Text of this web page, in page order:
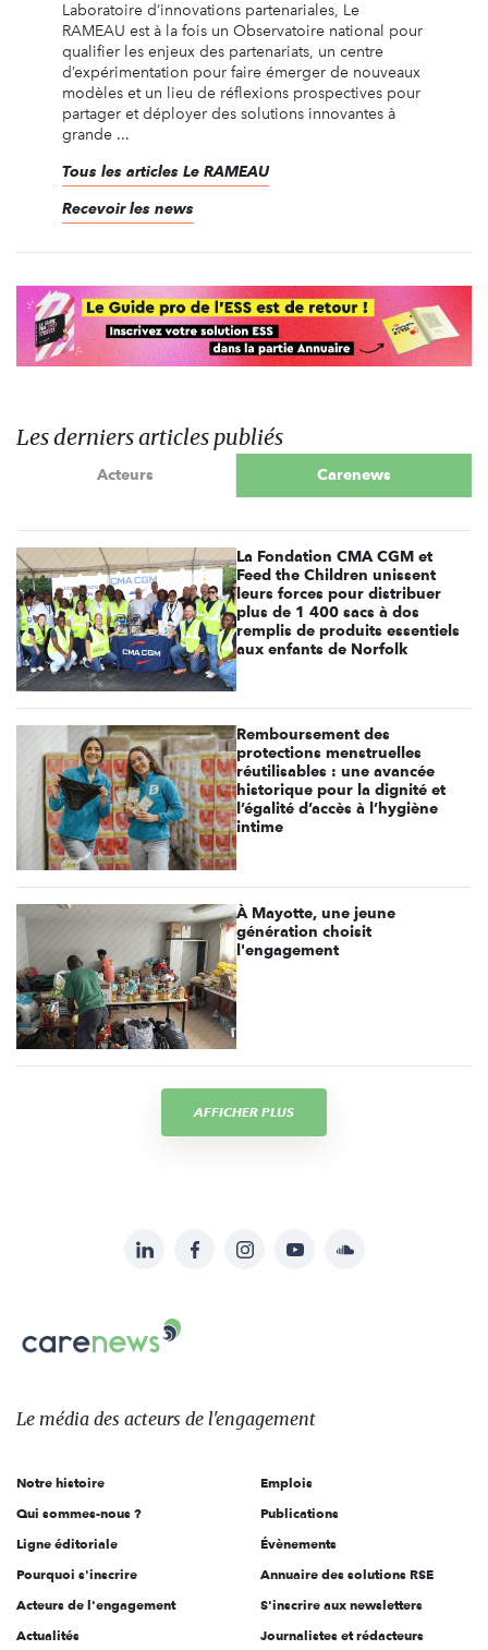
Laboratoire d’innovations partenariales, Le
RAMEAU est à la fois un Observatoire national pour
qualifier les enjeux des partenariats, un centre
d’expérimentation pour faire émerger de nouveaux
modèles et un lieu de réflexions prospectives pour
partager et déployer des solutions innovantes à
grande ...
Tous les articles Le RAMEAU
Recevoir les news
Les derniers articles publiés
Acteurs Carenews
La Fondation CMA CGM et
Feed the Children unissent
leurs forces pour distribuer
plus de 1 400 sacs à dos
remplis de produits essentiels
aux enfants de Norfolk
Remboursement des
protections menstruelles
réutilisables : une avancée
historique pour la dignité et
l’égalité d’accès à l’hygiène
intime
À Mayotte, une jeune
génération choisit
l'engagement
AFFICHER PLUS
sur:
LinkedInFacebookInstagramYouTubeSoundcloud
Carenews,
Le
des
l'engagement
Le média des acteurs de l'engagement
Notre histoire
Qui sommes-nous ?
Ligne éditoriale
Pourquoi s'inscrire
Acteurs de l'engagement
Actualités
Emplois
Publications
Évènements
Annuaire des solutions RSE
S'inscrire aux newsletters
Journalistes et rédacteurs